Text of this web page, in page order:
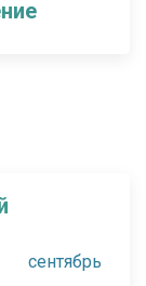
сентябрь